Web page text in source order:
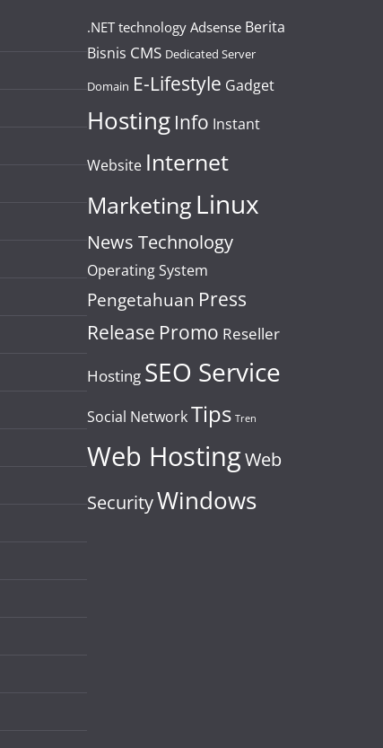
.NET technology Adsense Berita
Bisnis CMS Dedicated Server
Domain E-Lifestyle Gadget
Hosting Info Instant
Website Internet
Marketing Linux
News Technology
Operating System
Pengetahuan Press
Release Promo Reseller
Hosting SEO Service
Social NetworkTips Tren
Web HostingWeb
SecurityWindows